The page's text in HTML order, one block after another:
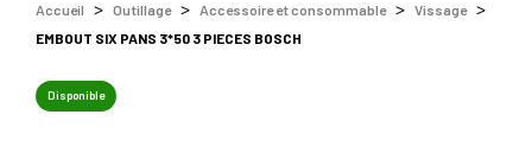
Accueil Outillage Accessoire et consommable
Vissage
EMBOUT SIX PANS 3*50 3 PIECES BOSCH
Disponible